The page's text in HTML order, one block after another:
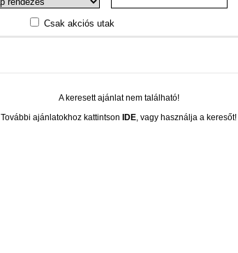
Csak akciós utak
A keresett ajánlat nem található!
További ajánlatokhoz kattintson
IDE, vagy használja a keresőt!